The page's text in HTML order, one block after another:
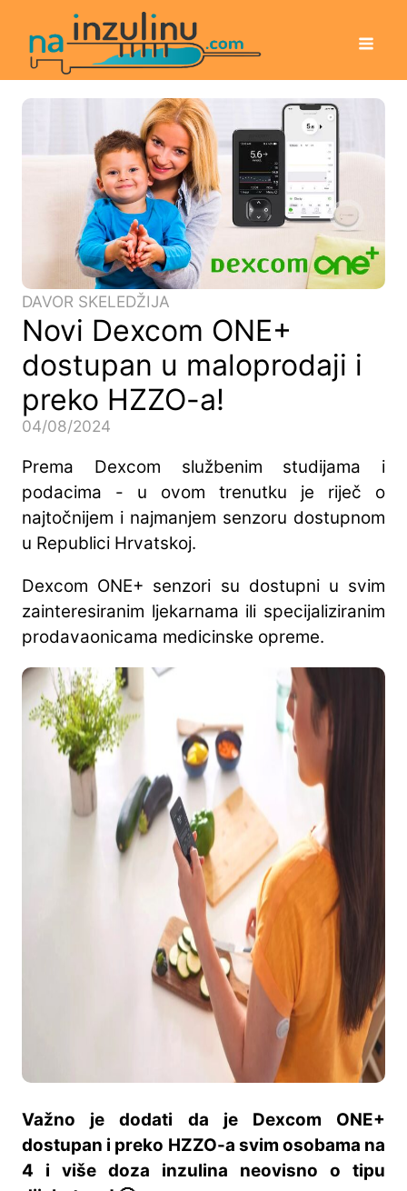
DAVOR SKELEDŽIJA
Novi Dexcom ONE+
dostupan u maloprodaji i
preko HZZO-a!
04/08/2024
Prema Dexcom službenim studijama i
podacima - u ovom trenutku je riječ o
najtočnijem i najmanjem senzoru dostupnom
u Republici Hrvatskoj.
Dexcom ONE+ senzori su dostupni u svim
zainteresiranim ljekarnama ili specijaliziranim
prodavaonicama medicinske opreme.
Važno je dodati da je Dexcom ONE+
dostupan i preko HZZO-a svim osobama na
4 i više doza inzulina neovisno o tipu